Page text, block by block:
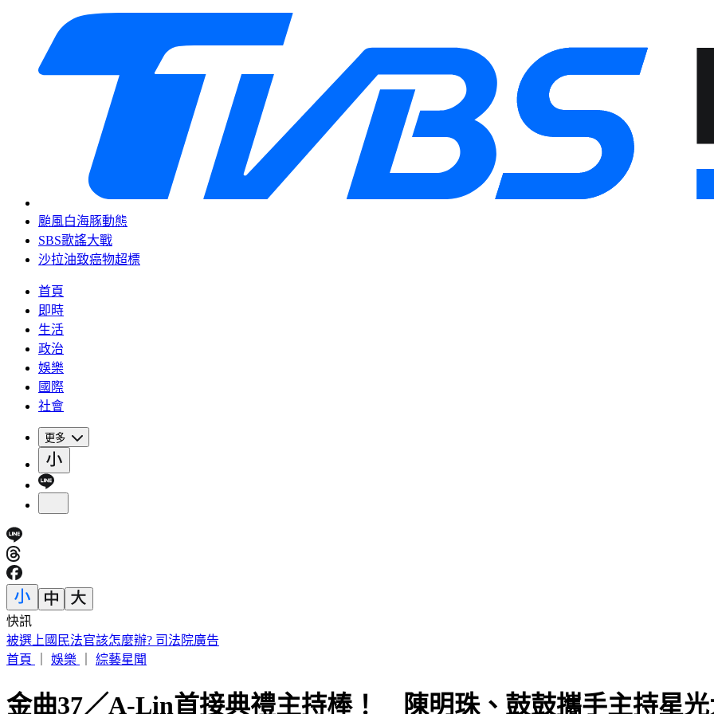
颱風白海豚動態
SBS歌謠大戰
沙拉油致癌物超標
首頁
即時
生活
政治
娛樂
國際
社會
更多
快訊
快訊／兆基爆公司債危機遭北檢搜索 前董座李建成被帶走
首頁
娛樂 綜藝星聞
金曲37／A-Lin首接典禮主持棒！ 陳明珠、鼓鼓攜手主持星光